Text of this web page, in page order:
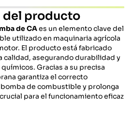
producto
de CAes un elemento clave del
utilizado en maquinaria agrícola
El producto está fabricado
calidad, asegurando durabilidad y
Gracias a su precisa
garantiza el correcto
de combustible y prolonga
para el funcionamiento eficaz